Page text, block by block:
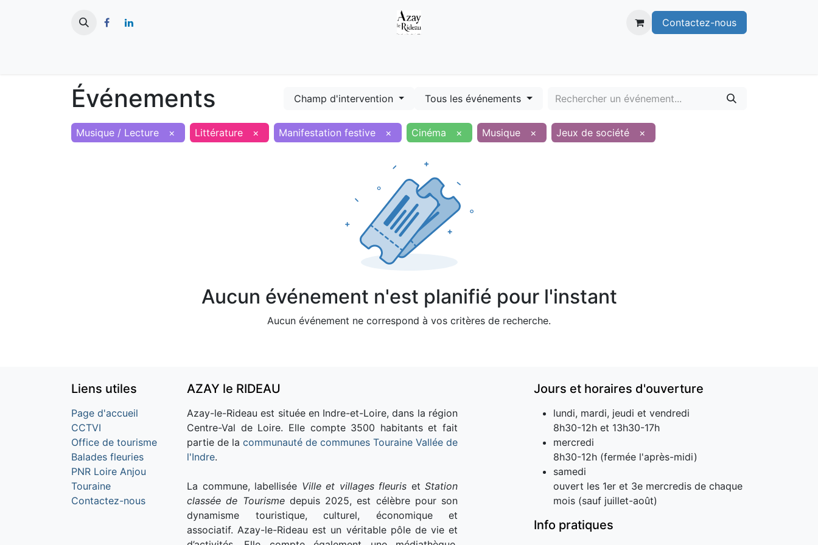
Contactez-nous
Événements Champ d'intervention Tous les événements
Musique / Lecture × Littérature × Manifestation festive × Cinéma × Musique × Jeux de société ×
Aucun événement n'est planifié pour l'instant
Aucun événement ne correspond à vos critères de recherche.
Liens utiles
Page d'accueil
CCTVI
Office de tourisme
Balades fleuries
PNR Loire Anjou
Touraine
Contactez-nous
AZAY le RIDEAU
Azay-le-Rideau est située en Indre-et-Loire, dans la région
Centre-Val de Loire. Elle compte 3500 habitants et fait
partie de la communauté de communes Touraine Vallée de
l'Indre.
La commune, labellisée Ville et villages fleuris et Station
classée de Tourismedepuis 2025, est célèbre pour son
dynamisme touristique, culturel, économique et
associatif. Azay-le-Rideau est un véritable pôle de vie et
Jours et horaires d'ouverture
lundi, mardi, jeudi et vendredi
8h30-12h et 13h30-17h
mercredi
8h30-12h (fermée l'après-midi)
samedi
ouvert les 1er et 3e mercredis de chaque
mois (sauf juillet-août)
Info pratiques